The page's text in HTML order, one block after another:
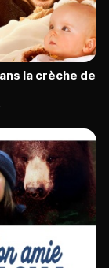
la crèche de